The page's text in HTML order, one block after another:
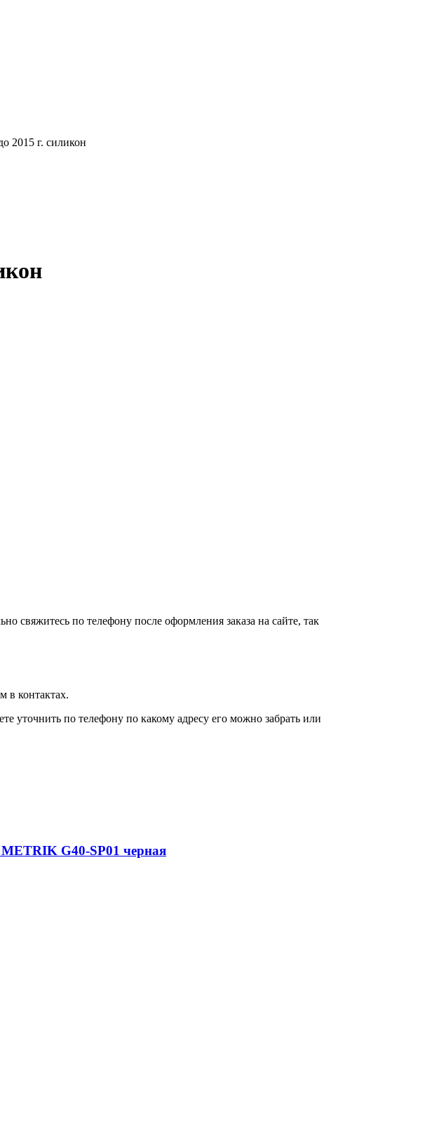
2015 г. силикон
свяжитесь по телефону после оформления заказа на сайте, так
в контактах.
уточнить по телефону по какому адресу его можно забрать или
G40-SP01 черная